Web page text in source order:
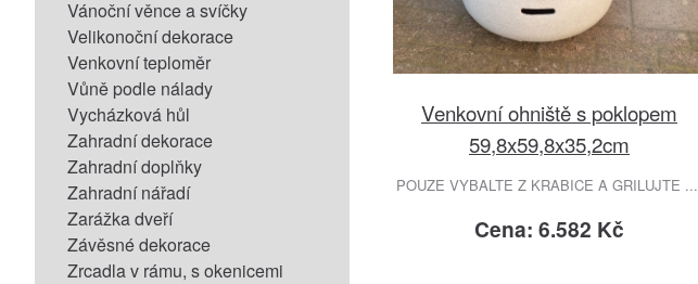
Vánoční věnce a svíčky
Velikonoční dekorace
Venkovní teploměr
Vůně podle nálady
Vycházková hůl
Zahradní dekorace
Zahradní doplňky
Zahradní nářadí
Zarážka dveří
Závěsné dekorace
Zrcadla v rámu, s okenicemi
Venkovní ohniště s poklopem
59,8x59,8x35,2cm
POUZE VYBALTE Z KRABICE A GRILUJTE ...
Cena: 6.582 Kč